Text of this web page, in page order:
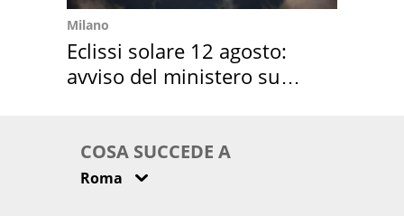
Milano
Eclissi solare 12 agosto:
avviso del ministero su